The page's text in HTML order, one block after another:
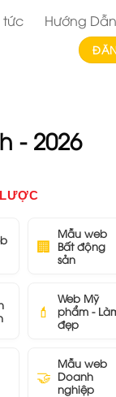
tức Hướng
- 2026
🏢
Mẫu web
Bất động
sản
💄
Web Mỹ
phẩm -
đẹp
🤝
Mẫu web
Doanh
nghiệp